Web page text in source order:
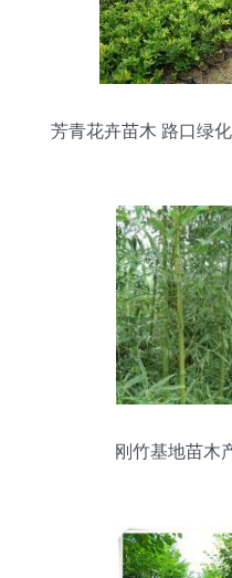
芳青花卉苗木 路口绿
刚竹基地苗木